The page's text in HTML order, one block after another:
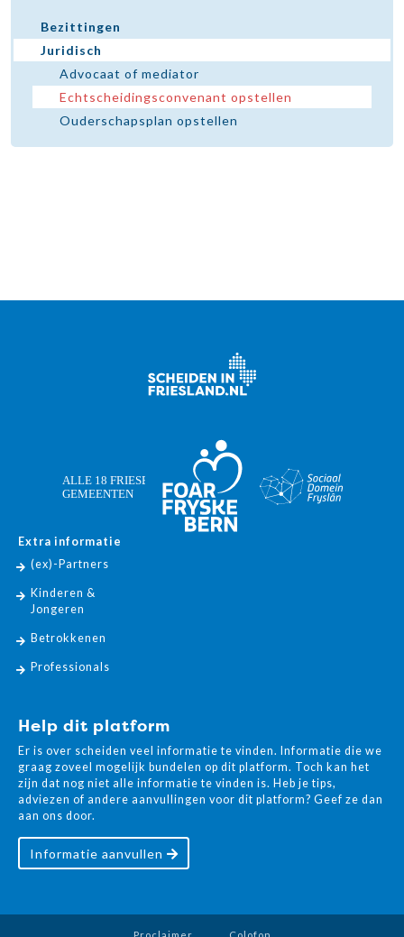
Bezittingen
Juridisch
Advocaat of mediator
Echtscheidingsconvenant opstellen
Ouderschapsplan opstellen
Extra informatie
(ex)-Partners
Kinderen &
Jongeren
Betrokkenen
Professionals
Help dit platform
Er is over scheiden veel informatie te vinden. Informatie die we
graag zoveel mogelijk bundelen op dit platform. Toch kan het
zijn dat nog niet alle informatie te vinden is. Heb je tips,
adviezen of andere aanvullingen voor dit platform? Geef ze dan
aan ons door.
Informatie aanvullen